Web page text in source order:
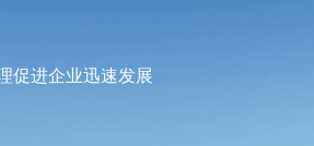
促进企业迅速发展